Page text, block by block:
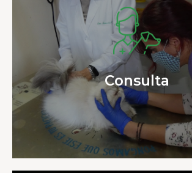
Consulta
Visitas de
Asesoramiento individualizado para el
Medicina preventiva y de
Implantación y tramitaciones de
Tratamientos
Asesoramiento